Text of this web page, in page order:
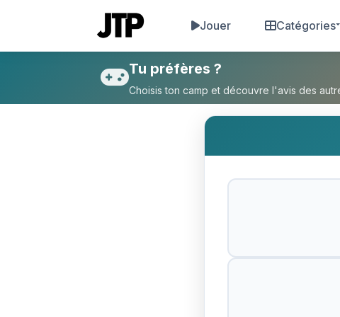
Jouer Catégories
Tu préfères Faire caca et que
Tu préfères ?
Choisis ton camp et découvre l'avis des